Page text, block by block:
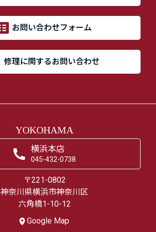
お問い合わせフォーム
修理に関するお問い合わせ
YOKOHAMA
横浜本店
045-432-0738
〒221-0802
神奈川県横浜市神奈川区
六角橋1-10-12
Google Map